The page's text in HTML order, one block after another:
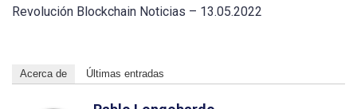
Revolución Blockchain Noticias – 13.05.2022
Acerca de Últimas entradas